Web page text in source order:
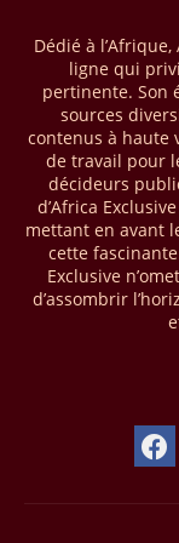
mobile money
milliards USD (+23
enregistré environ
répertoriées l’an
transactions (+16 %
dans le monde.
28/03/26 AFRIQUE -
Une rapport publié
intitulé « Africa
», dresse un état
à la fois dynamique
les contenus
représente moins de
milliards USD.
exportations
Dédié à
ligne qui
pertinente. Son
sources
contenus à haute
de travail pour
décideurs
d’Africa
mettant en avant
cette
Exclusive
d’assombrir